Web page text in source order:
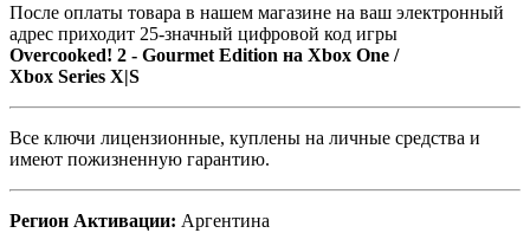
После оплаты товара в нашем магазине на ваш электронный
адрес приходит 25-значный цифровой код игры
Overcooked! 2 - Gourmet Edition на Xbox One /
Xbox Series X|S
Все ключи лицензионные, куплены на личные средства и
имеют пожизненную гарантию.
Регион Активации: Аргентина